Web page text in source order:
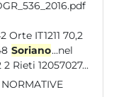
Soriano...nel
IT1211 78,6 8720 4 2 2 2 Rieti 12057027...
NORMATIVE